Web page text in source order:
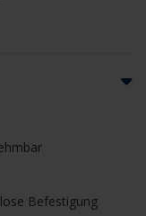
Befestigung